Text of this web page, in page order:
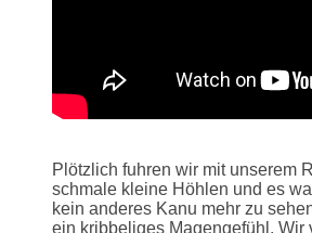
Plötzlich fuhren wir mit unserem
schmale kleine Höhlen und es
kein anderes Kanu mehr zu
ein kribbeliges Magengefühl. Wir